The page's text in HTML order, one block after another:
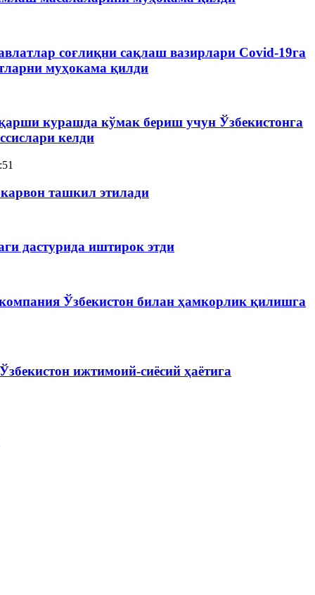
соғлиқни сақлаш вазирлари Сovid-19га
муҳокама қилди
курашда кўмак бериш учун Ўзбекистонга
келди
ташкил этилади
дастурида иштирок этди
Ўзбекистон билан ҳамкорлик қилишга
ижтимоий-сиёсий ҳаётига